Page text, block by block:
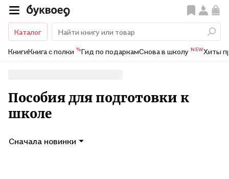
Каталог
КнигиКнига с полки %Гид по подаркамСнова в школу NEWХиты
Пособия для подготовки к
школе
Сначала новинки